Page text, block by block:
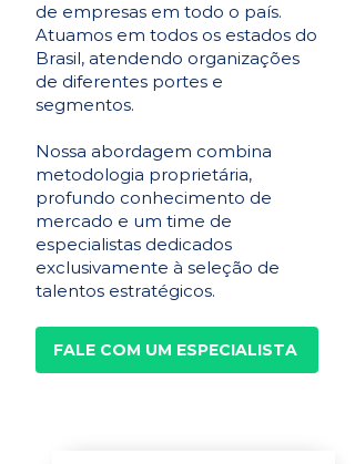
de empresas em todo o país.
Atuamos em todos os estados do
Brasil, atendendo organizações
de diferentes portes e
segmentos.
Nossa abordagem combina
metodologia proprietária,
profundo conhecimento de
mercado e um time de
especialistas dedicados
exclusivamente à seleção de
talentos estratégicos.
FALE COM UM ESPECIALISTA